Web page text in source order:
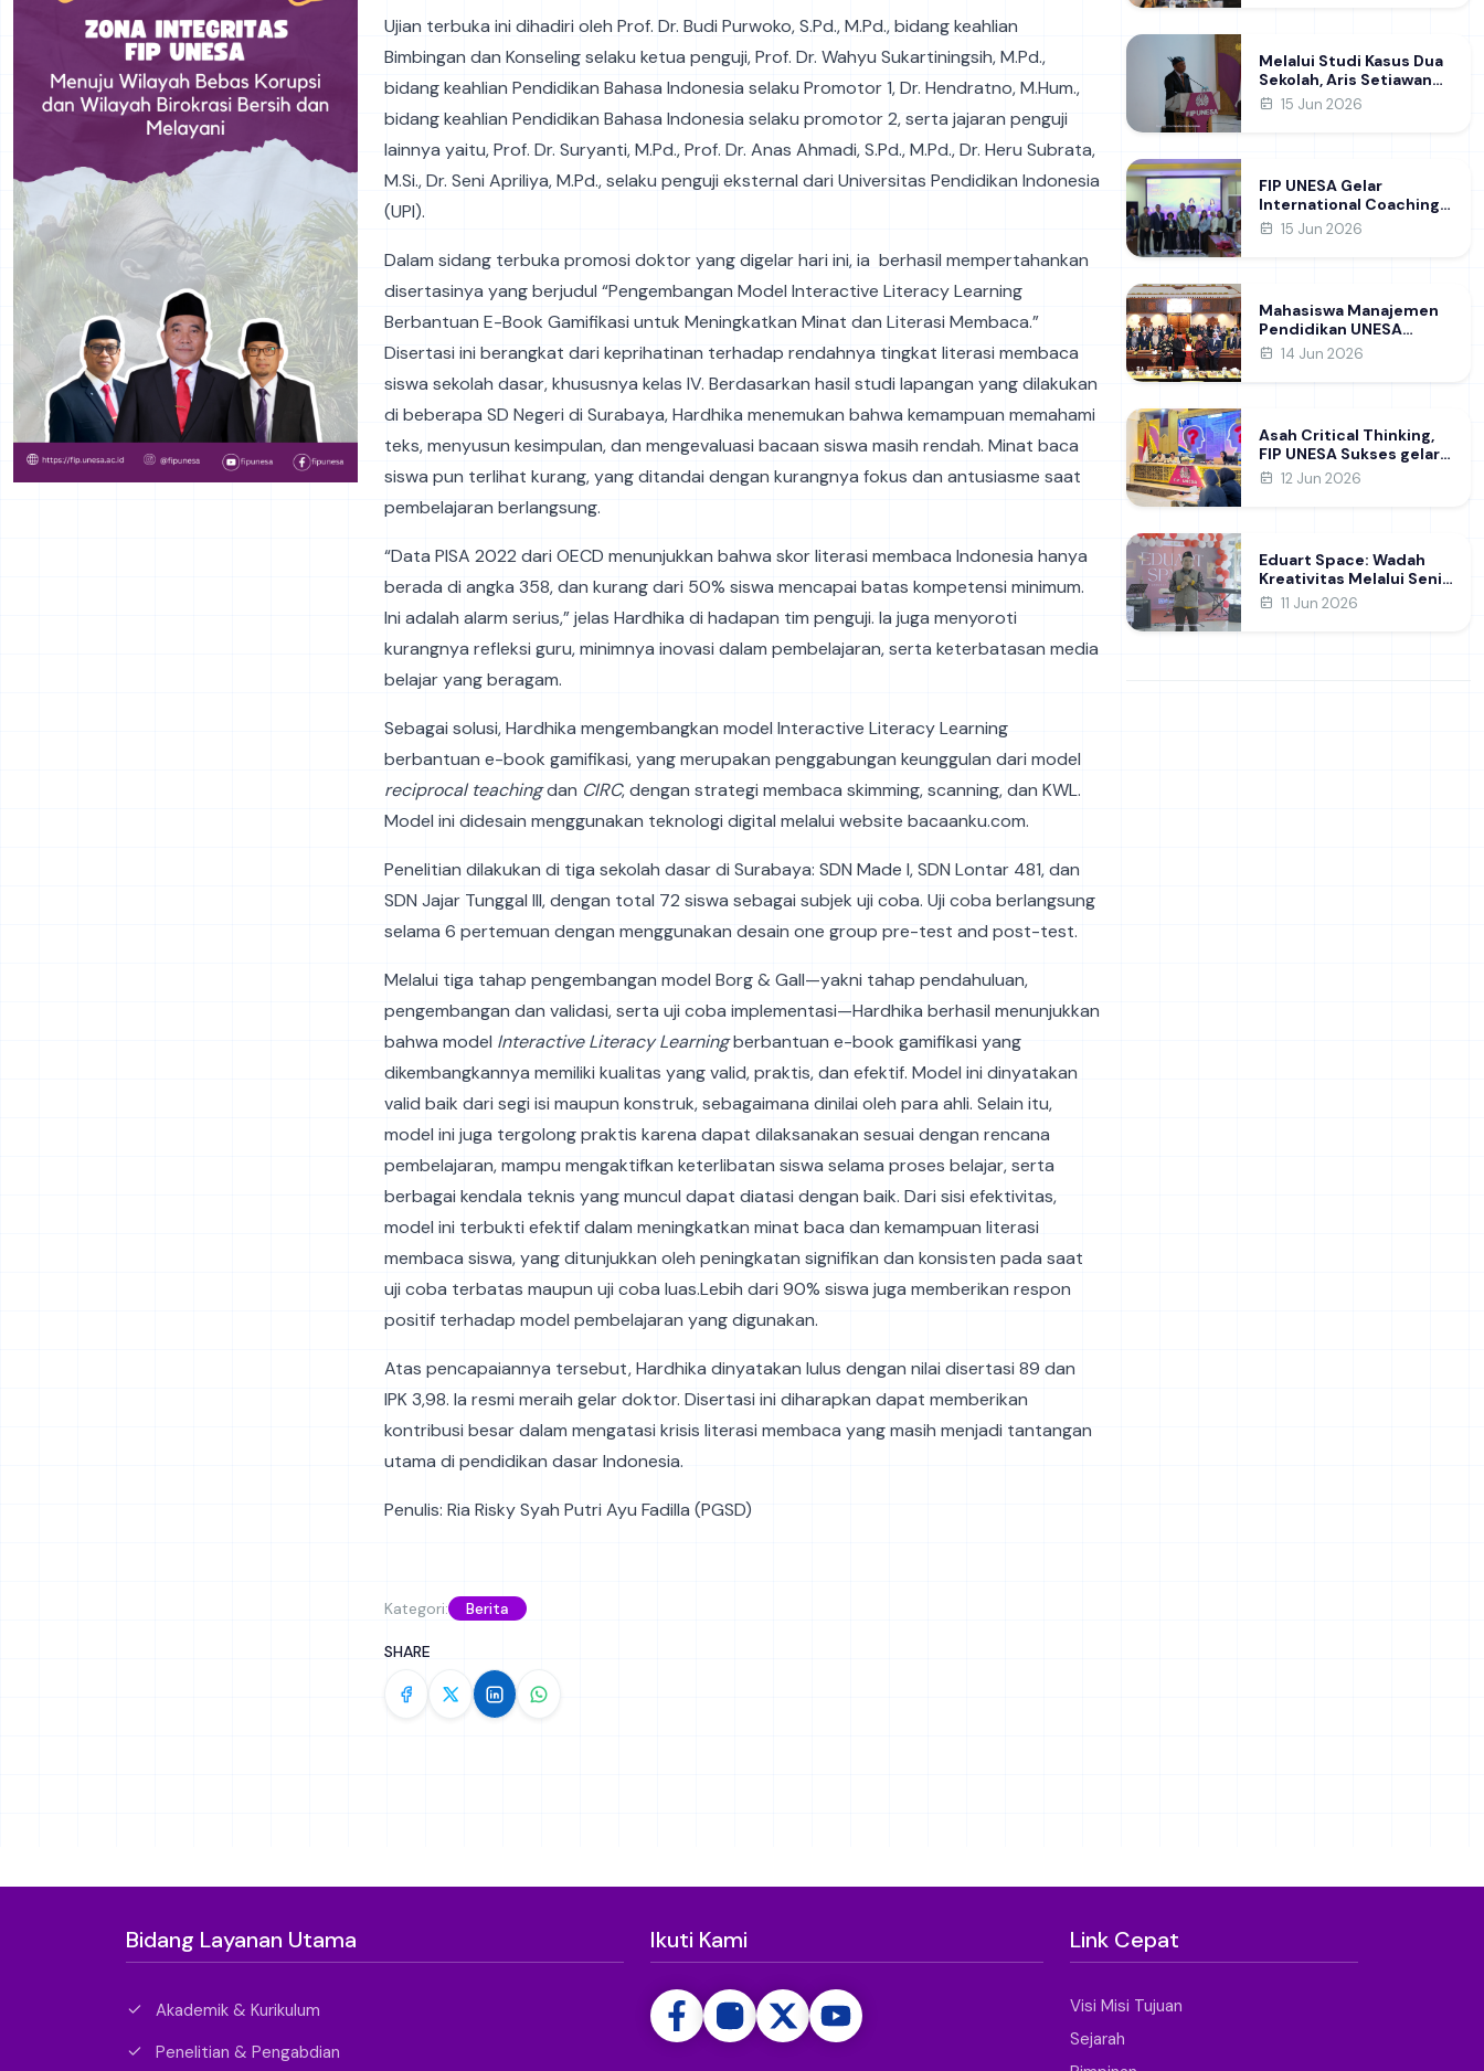
Ujian terbuka ini dihadiri oleh Prof. Dr. Budi Purwoko, S.Pd., M.Pd., bidang keahlian
Bimbingan dan Konseling selaku ketua penguji, Prof. Dr. Wahyu Sukartiningsih, M.Pd.,
bidang keahlian Pendidikan Bahasa Indonesia selaku Promotor 1, Dr. Hendratno, M.Hum.,
bidang keahlian Pendidikan Bahasa Indonesia selaku promotor 2, serta jajaran penguji
lainnya yaitu, Prof. Dr. Suryanti, M.Pd., Prof. Dr. Anas Ahmadi, S.Pd., M.Pd., Dr. Heru Subrata,
M.Si., Dr. Seni Apriliya, M.Pd., selaku penguji eksternal dari Universitas Pendidikan Indonesia
(UPI).
Dalam sidang terbuka promosi doktor yang digelar hari ini, ia berhasil mempertahankan
disertasinya yang berjudul “Pengembangan Model Interactive Literacy Learning
Berbantuan E-Book Gamifikasi untuk Meningkatkan Minat dan Literasi Membaca.”
Disertasi ini berangkat dari keprihatinan terhadap rendahnya tingkat literasi membaca
siswa sekolah dasar, khususnya kelas IV. Berdasarkan hasil studi lapangan yang dilakukan
di beberapa SD Negeri di Surabaya, Hardhika menemukan bahwa kemampuan memahami
teks, menyusun kesimpulan, dan mengevaluasi bacaan siswa masih rendah. Minat baca
siswa pun terlihat kurang, yang ditandai dengan kurangnya fokus dan antusiasme saat
pembelajaran berlangsung.
“Data PISA 2022 dari OECD menunjukkan bahwa skor literasi membaca Indonesia hanya
berada di angka 358, dan kurang dari 50% siswa mencapai batas kompetensi minimum.
Ini adalah alarm serius,” jelas Hardhika di hadapan tim penguji. Ia juga menyoroti
kurangnya refleksi guru, minimnya inovasi dalam pembelajaran, serta keterbatasan media
belajar yang beragam.
Sebagai solusi, Hardhika mengembangkan model Interactive Literacy Learning
berbantuan e-book gamifikasi, yang merupakan penggabungan keunggulan dari model
reciprocal teachingdan CIRC, dengan strategi membaca skimming, scanning, dan KWL.
Model ini didesain menggunakan teknologi digital melalui website bacaanku.com.
Penelitian dilakukan di tiga sekolah dasar di Surabaya: SDN Made I, SDN Lontar 481, dan
SDN Jajar Tunggal III, dengan total 72 siswa sebagai subjek uji coba. Uji coba berlangsung
selama 6 pertemuan dengan menggunakan desain one group pre-test and post-test.
Melalui tiga tahap pengembangan model Borg & Gall—yakni tahap pendahuluan,
pengembangan dan validasi, serta uji coba implementasi—Hardhika berhasil menunjukkan
bahwa model Interactive Literacy Learningberbantuan e-book gamifikasi yang
dikembangkannya memiliki kualitas yang valid, praktis, dan efektif. Model ini dinyatakan
valid baik dari segi isi maupun konstruk, sebagaimana dinilai oleh para ahli. Selain itu,
model ini juga tergolong praktis karena dapat dilaksanakan sesuai dengan rencana
pembelajaran, mampu mengaktifkan keterlibatan siswa selama proses belajar, serta
berbagai kendala teknis yang muncul dapat diatasi dengan baik. Dari sisi efektivitas,
model ini terbukti efektif dalam meningkatkan minat baca dan kemampuan literasi
membaca siswa, yang ditunjukkan oleh peningkatan signifikan dan konsisten pada saat
uji coba terbatas maupun uji coba luas.Lebih dari 90% siswa juga memberikan respon
positif terhadap model pembelajaran yang digunakan.
Atas pencapaiannya tersebut, Hardhika dinyatakan lulus dengan nilai disertasi 89 dan
IPK 3,98. Ia resmi meraih gelar doktor. Disertasi ini diharapkan dapat memberikan
kontribusi besar dalam mengatasi krisis literasi membaca yang masih menjadi tantangan
utama di pendidikan dasar Indonesia.
Penulis: Ria Risky Syah Putri Ayu Fadilla (PGSD)
Kategori: Berita
SHARE
Guru
Melalui Studi Kasus Dua
Sekolah, Aris Setiawan
Raih Gelar Doktor di FIP
Manajemen
15 Jun 2026
FIP UNESA Gelar
International Coaching
Clinic Bersama Pakar
Thailand, Kupas Strategi
SDG 4
15 Jun 2026
Mahasiswa Manajemen
Pendidikan UNESA
Kunjungi DPRD Jatim,
Kebijakan Pendidikan
14 Jun 2026
Asah Critical Thinking,
FIP UNESA Sukses gelar
NUDC dan KDMI 2026
12 Jun 2026
Eduart Space: Wadah
Kreativitas Melalui Seni
dan Prakarya
11 Jun 2026
Bidang Layanan Utama
Akademik & Kurikulum
Penelitian & Pengabdian
Ikuti Kami Link Cepat
Visi Misi Tujuan
Sejarah